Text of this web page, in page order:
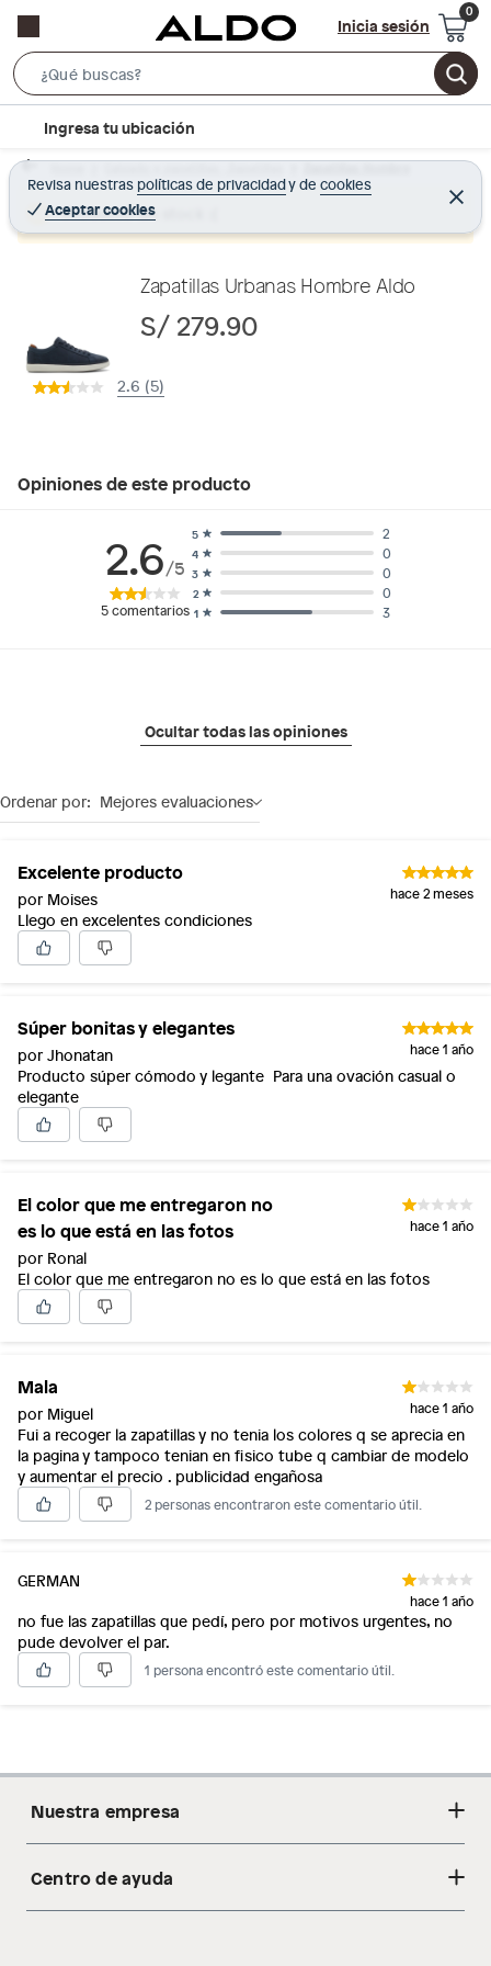
Inicia sesión
e
r
c
B
r
c
t
Ingresa tu ubicación
Revisa nuestras políticas de privacidadyde cookies
Aceptar cookies
C
e
r
Home Calzado y zapatillas - Zapatillas Zapatillas Hombre
Producto sin stock :(
Zapatillas Urbanas Hombre Aldo
S/ 279.90
2.6 (5)
Opiniones de este producto
2.6/5
5 comentarios 1 3
2 0
3 0
4 0
5 2
Ocultar todas las opiniones
Ordenar por: Mejores evaluaciones
Excelente producto
por Moises hace 2 meses
Llego en excelentes condiciones
Súper bonitas y elegantes
por Jhonatan hace 1 año
Producto súper cómodo y legante Para una ovación casual o
elegante
El color que me entregaron no
es lo que está en las fotos
por Ronal
hace 1 año
El color que me entregaron no es lo que está en las fotos
Mala
por Miguel hace 1 año
Fui a recoger la zapatillas y no tenia los colores q se aprecia en
la pagina y tampoco tenian en fisico tube q cambiar de modelo
y aumentar el precio . publicidad engañosa
2 personas encontraron este comentario útil.
GERMAN
hace 1 año
no fue las zapatillas que pedí, pero por motivos urgentes, no
pude devolver el par.
1 persona encontró este comentario útil.
Nuestra empresa
Acerca de nosotros
Centro de ayuda